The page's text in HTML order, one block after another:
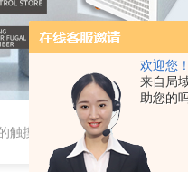
欢迎您！
来自局
助您的
触摸误操作